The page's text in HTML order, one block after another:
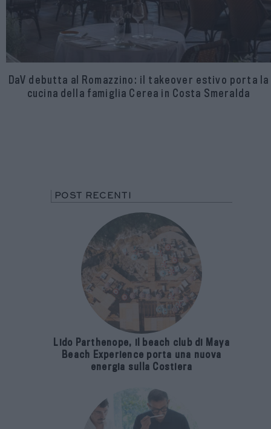
DaV debutta al Romazzino: il takeover estivo porta la
cucina della famiglia Cerea in Costa Smeralda
POST RECENTI
Lido Parthenope, il beach club di Maya
Beach Experience porta una nuova
energia sulla Costiera